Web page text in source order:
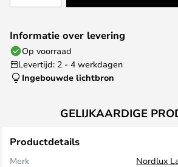
Informatie over levering
Op voorraad
Levertijd: 2 - 4 werkdagen
Ingebouwde lichtbron
GELIJKAARDIGE
Productdetails
Merk
Nordlux